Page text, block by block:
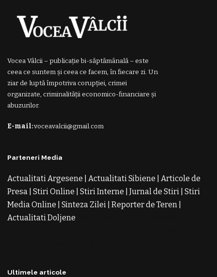
Vocea Vâlcii – publicație bi-săptămânală – este
ceea ce suntem și ceea ce facem, în fiecare zi. Un
ziar de luptă împotriva corupției, crimei
organizate, criminalității economico-financiare și
abuzurilor.
E-mail:voceavalcii@gmail.com
Parteneri Media
Actualitati Argesene Actualitati Sibiene
Articole de
Presa Stiri Online Stiri Interne Jurnal de Stiri Stiri
Media Online
Sinteza Zilei Reporter de Teren
Actualitati Doljene
Ultimele articole